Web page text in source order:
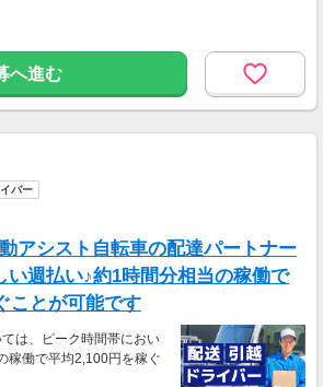
へ進む
バー
アシスト自転車の配達パートナー
い週払い♪約1時間分相当の稼働で
ことが可能です
は、ピーク時間帯におい
稼働で平均2,100円を稼ぐ